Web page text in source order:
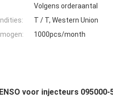
Volgens orderaantal
T / T, Western Union
1000pcs/month
voor injecteurs 095000-